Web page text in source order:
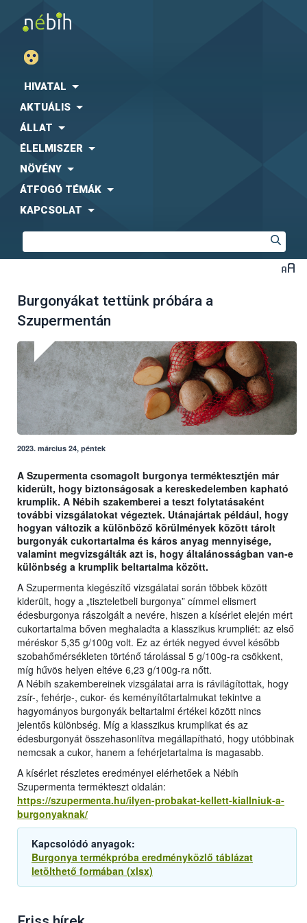
HIVATAL
AKTUÁLIS
ÁLLAT
ÉLELMISZER
NÖVÉNY
ÁTFOGÓ TÉMÁK
KAPCSOLAT
Burgonyákat tettünk próbára a
Szupermentán
2023. március 24, péntek
A Szupermenta csomagolt burgonya terméktesztjén már
kiderült, hogy biztonságosak a kereskedelemben kapható
krumplik. A Nébih szakemberei a teszt folytatásaként
további vizsgálatokat végeztek. Utánajártak például, hogy
hogyan változik a különböző körülmények között tárolt
burgonyák cukortartalma és káros anyag mennyisége,
valamint megvizsgálták azt is, hogy általánosságban van-e
különbség a krumplik beltartalma között.
A Szupermenta kiegészítő vizsgálatai során többek között
kiderült, hogy a „tiszteletbeli burgonya” címmel elismert
édesburgonya rászolgált a nevére, hiszen a kísérlet elején mért
cukortartalma bőven meghaladta a klasszikus krumpliét: az első
méréskor 5,35 g/100g volt. Ez az érték negyed évvel később
szobahőmérsékleten történő tárolással 5 g/100g-ra csökkent,
míg hűvös helyen eltéve 6,23 g/100g-ra nőtt.
A Nébih szakembereinek vizsgálatai arra is rávilágítottak, hogy
zsír-, fehérje-, cukor- és keményítőtartalmukat tekintve a
hagyományos burgonyák beltartalmi értékei között nincs
jelentős különbség. Míg a klasszikus krumplikat és az
édesburgonyát összehasonlítva megállapítható, hogy utóbbinak
nemcsak a cukor, hanem a fehérjetartalma is magasabb.
A kísérlet részletes eredményei elérhetőek a Nébih
Szupermenta termékteszt oldalán:
https://szupermenta.hu/ilyen-probakat-kellett-kiallniuk-a-
burgonyaknak/
Kapcsolódó anyagok:
Burgonya termékpróba eredményközlő táblázat
letölthető formában (xlsx)